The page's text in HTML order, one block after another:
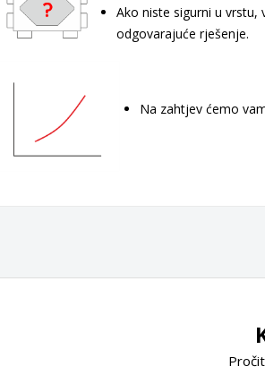
Ako niste sigurni u
odgovarajuće rješenje.
Na zahtjev ćemo